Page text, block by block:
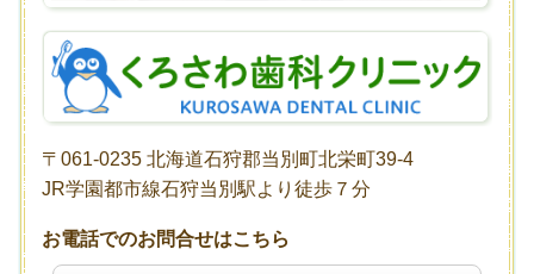
〒061-0235 北海道石狩郡当別町北栄町39-4
JR学園都市線石狩当別駅より徒歩７分
お電話でのお問合せはこちら